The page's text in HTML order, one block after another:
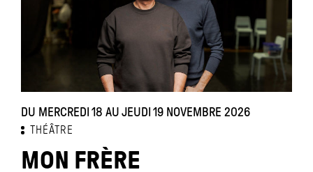
DU MERCREDI 18 AU JEUDI 19 NOVEMBRE 2026
THÉÂTRE
MON FRÈRE